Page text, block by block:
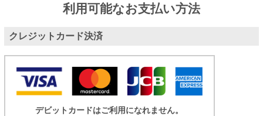
利用可能なお支払い方法
クレジットカード決済
デビットカードはご利用になれません。